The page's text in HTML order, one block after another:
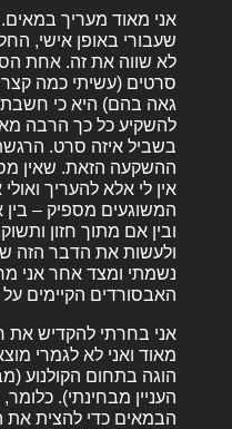
אני מאוד מעריך
שעבורי באופן אישי,
לא שווה את זה. אחת
סרטים (עשיתי כמה
גאה בהם) היא כי
להשקיע כל כך הרבה
בשביל איזה סרט.
ההשקעה הזאת. שאין
אין לי אלא להעריך
המשוגעים מספיק –
ובין אם מתוך חזון
ולעשות את הדבר הזה
נשמתי ומצד אחר אני
האבסורדים הקיימים
אני בחרתי להקדיש את
מאוד ואני לא לגמרי
הוגה בתחום הקולנוע
העניין מבחינתי).
הבמאים כדי להצית את